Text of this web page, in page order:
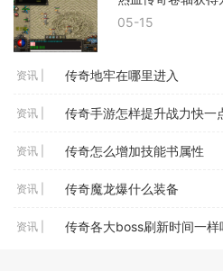
05-15
资讯 | 传奇地牢在哪里进入
资讯 | 传奇手游怎样提升战力快一
资讯 | 传奇怎么增加技能书属性
资讯 | 传奇魔龙爆什么装备
资讯 | 传奇各大boss刷新时间一样